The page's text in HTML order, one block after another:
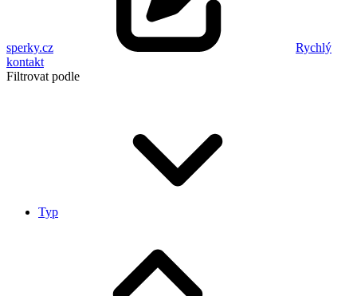
sperky.cz
Rychlý
kontakt
Filtrovat podle
Typ